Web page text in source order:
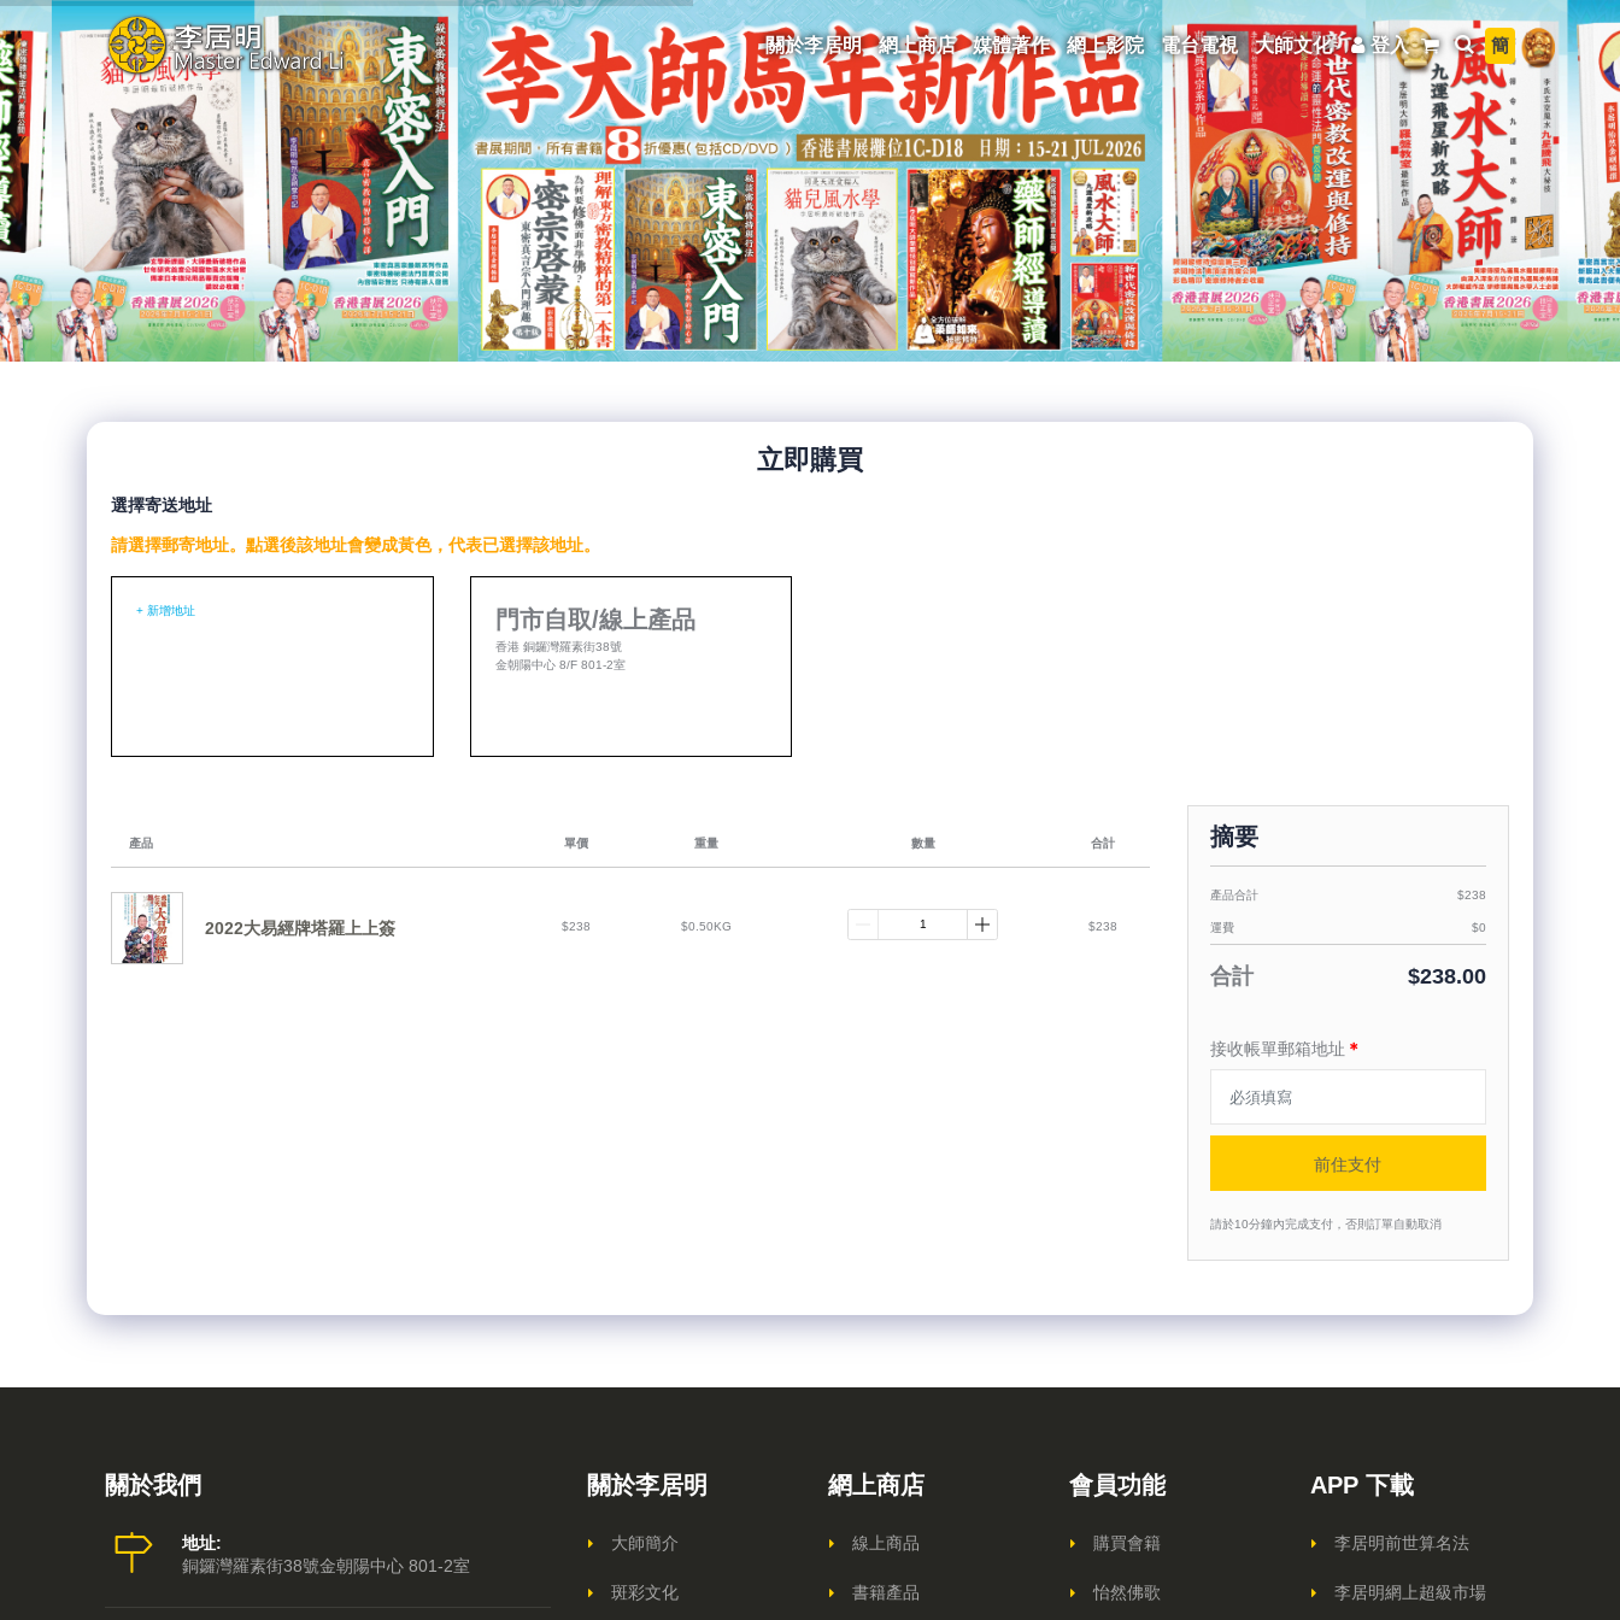
關於李居明 網上商店 媒體著作 網上影院 電台電視 大師文化 登入 簡
立即購買
選擇寄送地址
請選擇郵寄地址。點選後該地址會變成黃色，代表已選擇該地址。
+ 新增地址 門市自取/線上產品
香港 銅鑼灣羅素街38號
金朝陽中心 8/F 801-2室
產品 單價 重量 數量 合計
2022大易經牌塔羅上上簽 $238 $0.50KG $238
摘要
產品合計 $238
運費 $0
合計 $238.00
接收帳單郵箱地址 ＊
前住支付
請於10分鐘內完成支付，否則訂單自動取消
關於我們
地址:
銅鑼灣羅素街38號金朝陽中心 801-2室
關於李居明
大師簡介
斑彩文化
網上商店
線上商品
書籍產品
會員功能
購買會籍
怡然佛歌
APP 下載
李居明前世算名法
李居明網上超級市場